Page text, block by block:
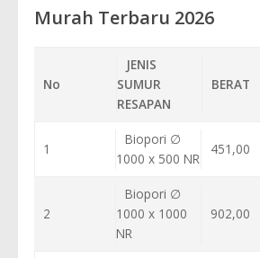
Murah Terbaru 2026
No
JENIS
SUMUR
RESAPAN
BERAT
1
Biopori ∅
1000 x 500 NR
451,00
2
Biopori ∅
1000 x 1000
NR
902,00